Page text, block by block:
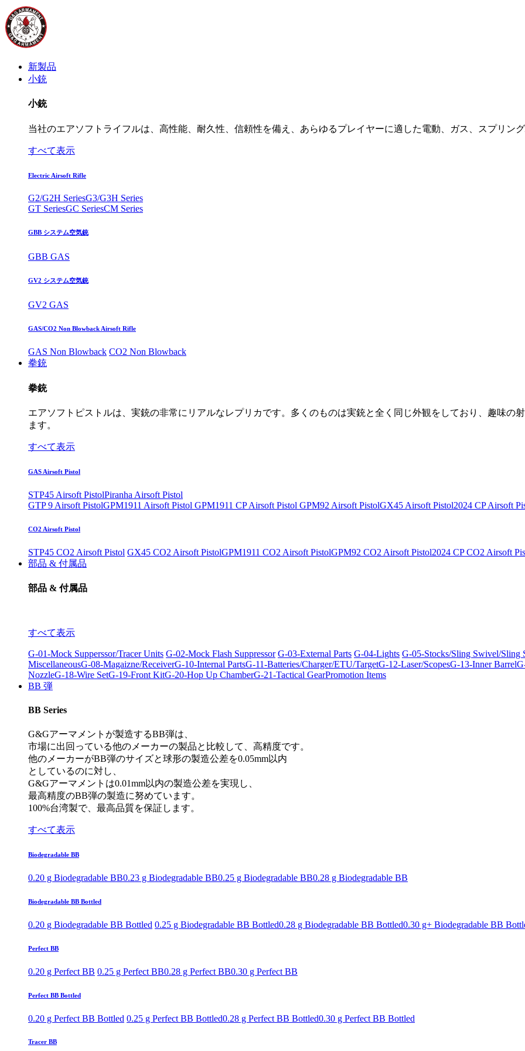
新製品
小銃
小銃
当社のエアソフトライフルは、高性能、耐久性、信頼性を備え、あらゆるプレイヤーに適した電動、ガス、スプリン
すべて表示
Electric Airsoft Rifle
G2/G2H SeriesG3/G3H Series
GT SeriesGC SeriesCM Series
GBB システム空気銃
GBB GAS
GV2 システム空気銃
GV2 GAS
GAS/CO2 Non Blowback Airsoft Rifle
GAS Non Blowback CO2 Non Blowback
拳銃
拳銃
エアソフトピストルは、実銃の非常にリアルなレプリカです。多くのものは実銃と全く同じ外観をしており、趣味の
ます。
すべて表示
GAS Airsoft Pistol
STP45 Airsoft PistolPiranha Airsoft Pistol
GTP 9 Airsoft PistolGPM1911 Airsoft Pistol GPM1911 CP Airsoft Pistol GPM92 Airsoft PistolGX45 Airsoft Pistol2024 CP Airsoft
CO2 Airsoft Pistol
STP45 CO2 Airsoft Pistol GX45 CO2 Airsoft PistolGPM1911 CO2 Airsoft PistolGPM92 CO2 Airsoft Pistol2024 CP CO2 Airsoft
部品 & 付属品
部品 & 付属品
すべて表示
G-01-Mock Supperssor/Tracer Units G-02-Mock Flash Suppressor G-03-External Parts G-04-Lights G-05-Stocks/Sling Swivel/Sling
MiscellaneousG-08-Magaizne/ReceiverG-10-Internal PartsG-11-Batteries/Charger/ETU/TargetG-12-Laser/ScopesG-13-Inner Barrel
NozzleG-18-Wire SetG-19-Front KitG-20-Hop Up ChamberG-21-Tactical GearPromotion Items
BB 弾
BB Series
G&Gアーマメントが製造するBB弾は、
市場に出回っている他のメーカーの製品と比較して、高精度です。
他のメーカーがBB弾のサイズと球形の製造公差を0.05mm以内
としているのに対し、
G&Gアーマメントは0.01mm以内の製造公差を実現し、
最高精度のBB弾の製造に努めています。
100%台湾製で、最高品質を保証します。
すべて表示
Biodegradable BB
0.20 g Biodegradable BB0.23 g Biodegradable BB0.25 g Biodegradable BB0.28 g Biodegradable BB
Biodegradable BB Bottled
0.20 g Biodegradable BB Bottled 0.25 g Biodegradable BB Bottled0.28 g Biodegradable BB Bottled0.30 g+ Biodegradable BB
Perfect BB
0.20 g Perfect BB 0.25 g Perfect BB0.28 g Perfect BB0.30 g Perfect BB
Perfect BB Bottled
0.20 g Perfect BB Bottled 0.25 g Perfect BB Bottled0.28 g Perfect BB Bottled0.30 g Perfect BB Bottled
Tracer BB